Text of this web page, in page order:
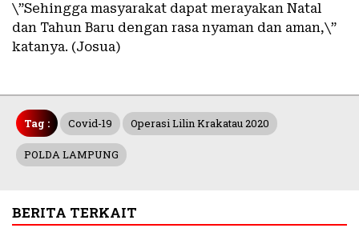
\”Sehingga masyarakat dapat merayakan Natal
dan Tahun Baru dengan rasa nyaman dan aman,\”
katanya. (Josua)
Tag : Covid-19 Operasi Lilin Krakatau 2020
POLDA LAMPUNG
BERITA TERKAIT